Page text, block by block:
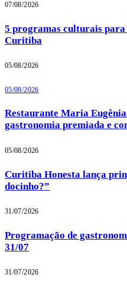
07/08/2026
5 programas culturais para
Curitiba
05/08/2026
05/08/2026
Restaurante Maria
gastronomia premiada e
05/08/2026
Curitiba Honesta lança
docinho?”
31/07/2026
Programação de
31/07
31/07/2026